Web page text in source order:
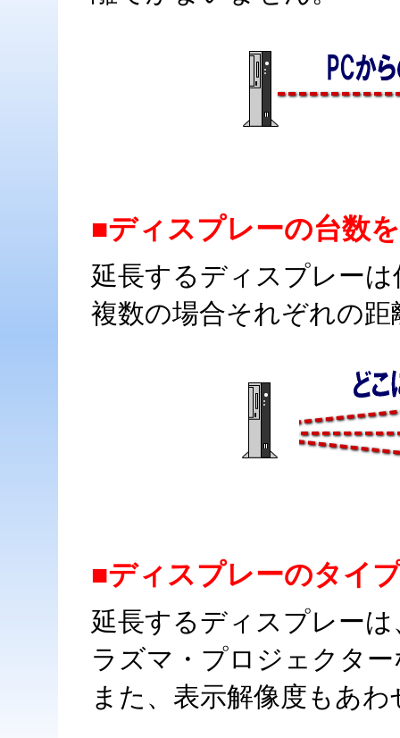
■ディスプレーの台数
延長するディスプレー
複数の場合それぞれの
■ディスプレーのタイ
延長するディスプレー
ラズマ・プロジェクタ
また、表示解像度もあ